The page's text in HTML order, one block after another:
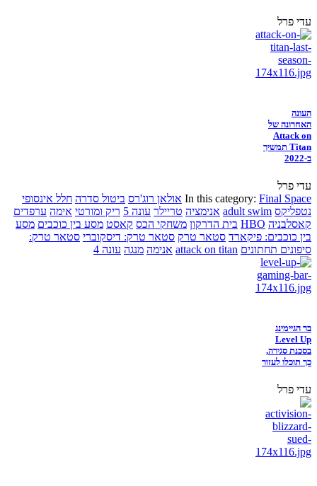
עדי פרל
העונה
האחרונה של
Attack on
Titan תמשיך
ב-2022
עדי פרל
In this category: Final Space אולאן רוג'רס ביטול סדרה חלל אינסופי
נטפליקס adult swim אנימציה טריילר עונה 5 ריק ומורטי אימה ערפדים
קאסלבניה HBO בית הדרקון משחקי הכס קאסט מסע בין כוכבים מסע
בין כוכבים: פיקארד סטאר טרק סטאר טרק: דיסקוברי סטאר טרק:
סיפונים תחתונים attack on titan אנימה מנגה עונה 4
בר הגיימינג
Level Up
בסכנת סגירה,
כך תוכלו לעזור
עדי פרל